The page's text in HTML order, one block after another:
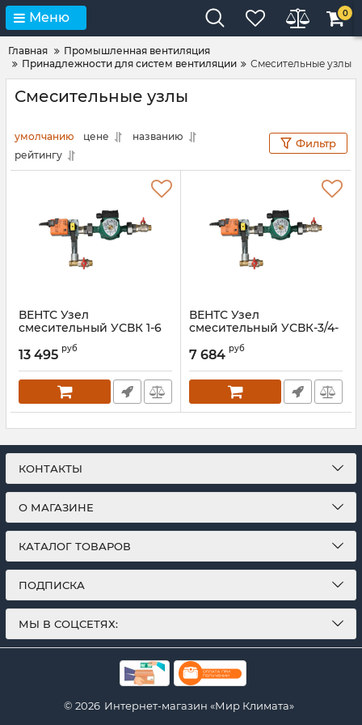
Меню 0
Главная
Промышленная вентиляция
Принадлежности для систем вентиляции
Смесительные узлы
Смесительные узлы
умолчанию цене
названию
рейтингу
Фильтр
ВЕНТС Узел
смесительный УСВК 1-6
00000013634
13 495 руб
ВЕНТС Узел
смесительный УСВК-3/4-
Артикул: 00000014733
7 684 руб
КОНТАКТЫ
О МАГАЗИНЕ
КАТАЛОГ ТОВАРОВ
ПОДПИСКА
МЫ В СОЦСЕТЯХ:
© 2026 Интернет-магазин «Мир Климата»